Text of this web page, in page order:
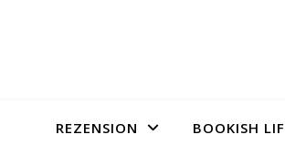
REZENSION BOOKISH